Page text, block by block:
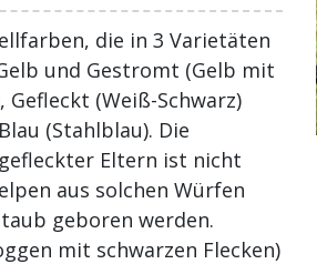
die in 3 Varietäten
und Gestromt (Gelb mit
Gefleckt (Weiß-Schwarz)
(Stahlblau). Die
Eltern ist nicht
aus solchen Würfen
geboren werden.
mit schwarzen Flecken)